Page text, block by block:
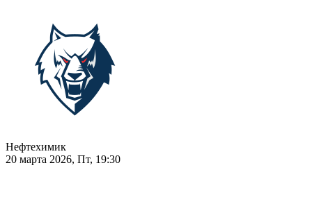
Нефтехимик
20 марта 2026, Пт, 19:30